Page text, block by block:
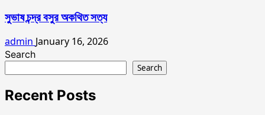
সুভাষ চন্দ্র বসুর অকথিত সত্য
admin January 16, 2026
Search
Search
Recent Posts